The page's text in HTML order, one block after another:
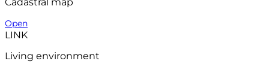
Open
LINK
Living environment